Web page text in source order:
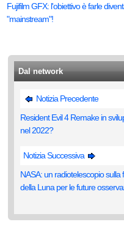
Fujifilm GFX: l'obiettivo è farle
"mainstream"!
Dal network
Notizia Precedente
Resident Evil 4 Remake in
nel 2022?
Notizia Successiva
NASA: un radiotelescopio sulla
della Luna per le future